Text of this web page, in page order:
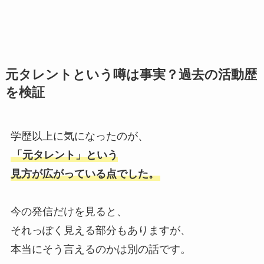
元タレントという噂は事実？過去の活動歴
を検証
学歴以上に気になったのが、
「元タレント」という
見方が広がっている点でした。
今の発信だけを見ると、
それっぽく見える部分もありますが、
本当にそう言えるのかは別の話です。